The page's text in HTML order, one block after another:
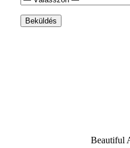
Beautiful